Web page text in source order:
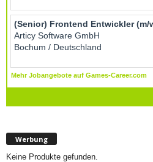
Werbung
Keine Produkte gefunden.